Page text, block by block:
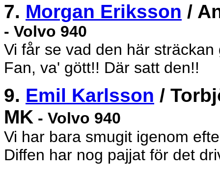
7. Morgan Eriksson /
- Volvo 940
Vi får se vad den här sträckan
Fan, va' gött!! Där satt den!!
9. Emil Karlsson /
MK - Volvo 940
Vi har bara smugit igenom
Diffen har nog pajjat för det